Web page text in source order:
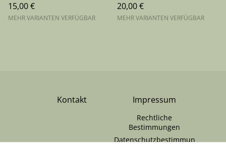
15,00 €
MEHR VARIANTEN VERFÜGBAR
20,00 €
MEHR VARIANTEN VERFÜGBAR
Kontakt Impressum
Rechtliche
Bestimmungen
Datenschutzbestimmun